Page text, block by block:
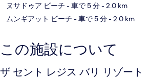
ヌサドゥア ビーチ - 車で 5 分- 2.0 km
ムンギアット ビーチ - 車で 5 分- 2.0 km
この施設について
ザ セント レジス バリ リゾート